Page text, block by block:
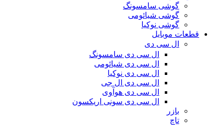
گوشی سامسونگ
گوشی شیائومی
گوشی نوکیا
قطعات موبایل
ال سی دی
ال سی دی سامسونگ
ال سی دی شیائومی
ال سی دی نوکیا
ال سی دی ال جی
ال سی دی هوآوی
ال سی دی سونی اریکسون
بازر
تاچ